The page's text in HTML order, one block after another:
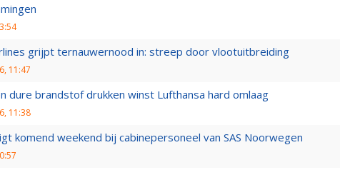
grijpt ternauwernood in: streep door vlootuitbreiding
11:47
dure brandstof drukken winst Lufthansa hard omlaag
11:38
komend weekend bij cabinepersoneel van SAS Noorwegen